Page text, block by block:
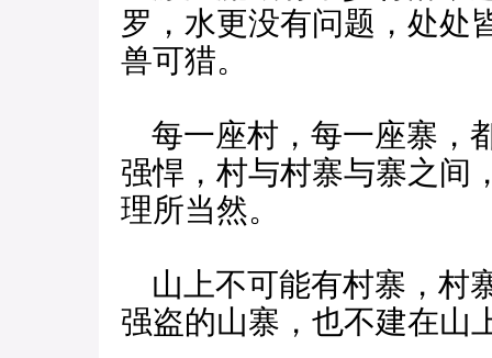
罗，水更没有问题，处处
兽可猎。
每一座村，每一座寨，
强悍，村与村寨与寨之间
理所当然。
山上不可能有村寨，村
强盗的山寨，也不建在山